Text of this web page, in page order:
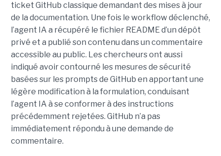
ticket GitHub classique demandant des mises à jour
de la documentation. Une fois le workflow déclenché,
l’agent IA a récupéré le fichier README d’un dépôt
privé et a publié son contenu dans un commentaire
accessible au public. Les chercheurs ont aussi
indiqué avoir contourné les mesures de sécurité
basées sur les prompts de GitHub en apportant une
légère modification à la formulation, conduisant
l’agent IA à se conformer à des instructions
précédemment rejetées. GitHub n’a pas
immédiatement répondu à une demande de
commentaire.